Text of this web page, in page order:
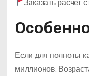
Заказать расчет
Если для полноты
миллионов.